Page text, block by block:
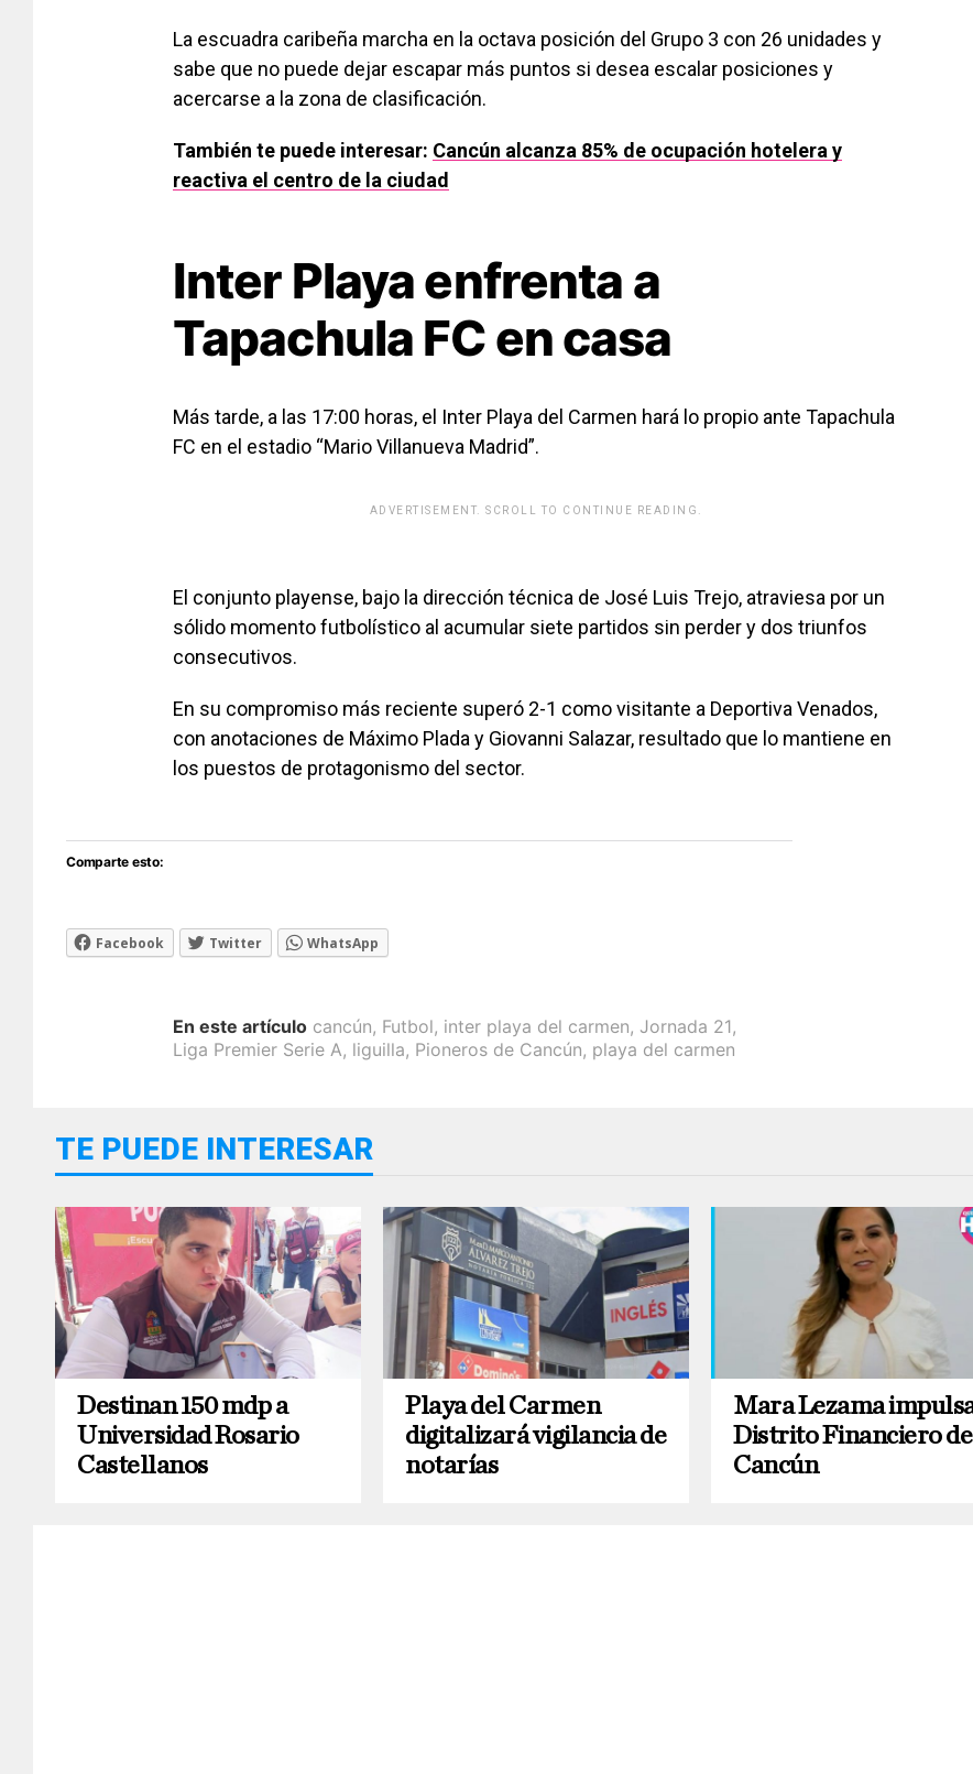
La escuadra caribeña marcha en la octava posición del Grupo 3 con 26 unidades y
sabe que no puede dejar escapar más puntos si desea escalar posiciones y
acercarse a la zona de clasificación.
También te puede interesar: Cancún alcanza 85% de ocupación hotelera y
reactiva el centro de la ciudad
Inter Playa enfrenta a
Tapachula FC en casa
Más tarde, a las 17:00 horas, el Inter Playa del Carmen hará lo propio ante Tapachula
FC en el estadio “Mario Villanueva Madrid”.
ADVERTISEMENT. SCROLL TO CONTINUE READING.
El conjunto playense, bajo la dirección técnica de José Luis Trejo, atraviesa por un
sólido momento futbolístico al acumular siete partidos sin perder y dos triunfos
consecutivos.
En su compromiso más reciente superó 2-1 como visitante a Deportiva Venados,
con anotaciones de Máximo Plada y Giovanni Salazar, resultado que lo mantiene en
los puestos de protagonismo del sector.
Comparte esto:
Facebook Twitter WhatsApp
En este artículo cancún, Futbol, inter playa del carmen, Jornada 21,
Liga Premier Serie A, liguilla, Pioneros de Cancún, playa del carmen
TE PUEDE INTERESAR
Destinan 150 mdp a
Universidad Rosario
Castellanos
Playa del Carmen
digitalizará vigilancia de
notarías
Mara Lezama
Distrito Financiero de
Cancún